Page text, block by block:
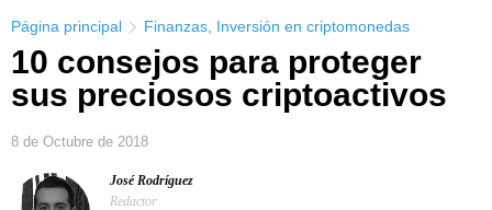
Página principal Finanzas Inversión en criptomonedas
10 consejos para proteger
sus preciosos criptoactivos
8 de Octubre de 2018
José Rodríguez
Redactor